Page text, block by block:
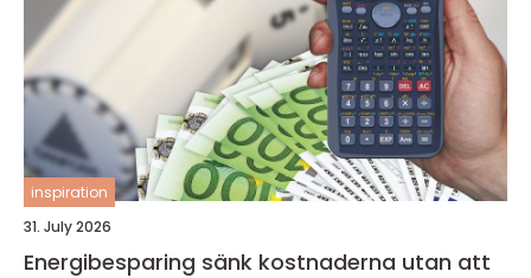
inspiration
31. July 2026
Energibesparing sänk kostnaderna utan att